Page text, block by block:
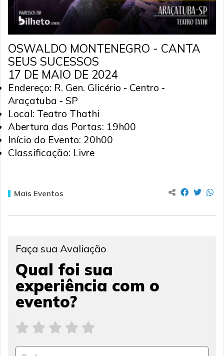
OSWALDO MONTENEGRO - CANTA
SEUS SUCESSOS
17 DE MAIO DE 2024
Endereço: R. Gen. Glicério - Centro -
Araçatuba - SP
Local: Teatro Thathi
Abertura das Portas: 19h00
Início do Evento: 20h00
Classificação: Livre
Mais Eventos
Faça sua Avaliação
Qual foi sua
experiência com o
evento?